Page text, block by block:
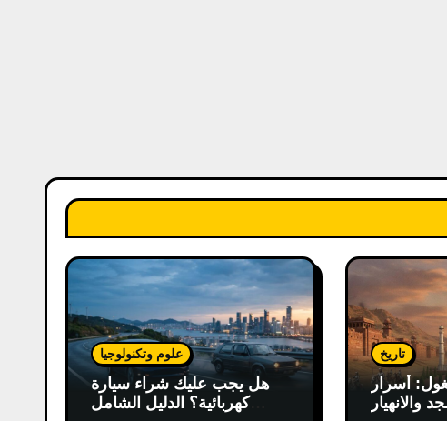
علوم وتكنولوجيا
هل يجب عليك شراء سيارة
كهربائية؟ الدليل الشامل
تاريخ
أسرار
والانهيار